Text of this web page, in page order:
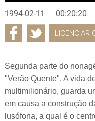
1994-02-11 00:20:20
LICENCIAR
Segunda parte do
"Verão Quente". A vida
multimilionário, guarda
em causa a construção
lusófona, a qual é o